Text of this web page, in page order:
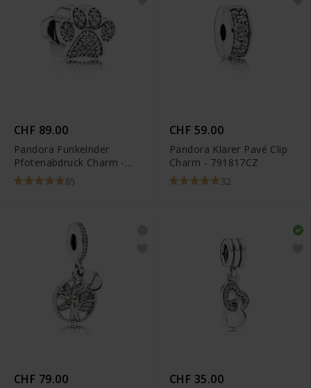
CHF 89.00
Pandora Funkelnder
Pfotenabdruck Charm -
791714CZ 85
CHF 59.00
Pandora Klarer Pavé Clip
Charm - 791817CZ
32
CHF 79.00 CHF 35.00